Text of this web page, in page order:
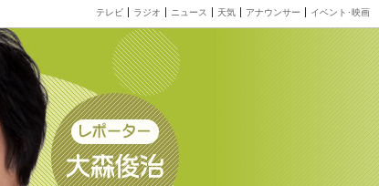
テレビ ラジオ ニュース 天気 アナウンサー イベント･映画